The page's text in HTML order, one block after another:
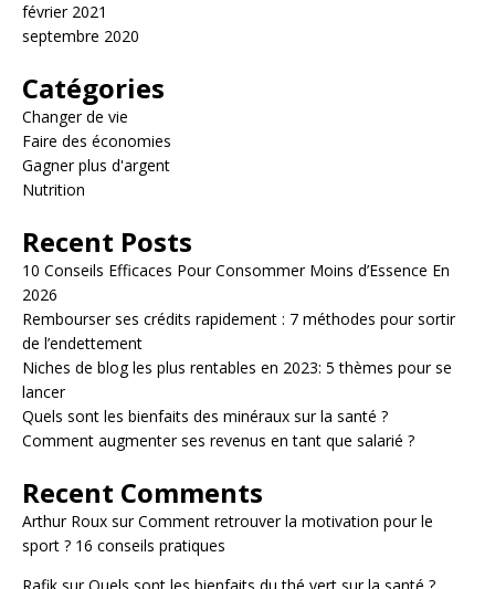
février 2021
septembre 2020
Catégories
Changer de vie
Faire des économies
Gagner plus d'argent
Nutrition
Recent Posts
10 Conseils Efficaces Pour Consommer Moins d’Essence En
2026
Rembourser ses crédits rapidement : 7 méthodes pour sortir
de l’endettement
Niches de blog les plus rentables en 2023: 5 thèmes pour se
lancer
Quels sont les bienfaits des minéraux sur la santé ?
Comment augmenter ses revenus en tant que salarié ?
Recent Comments
Arthur Roux surComment retrouver la motivation pour le
sport ? 16 conseils pratiques